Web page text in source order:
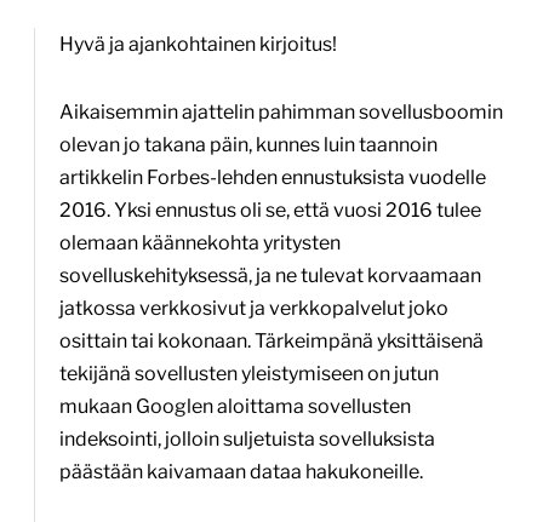
Hyvä ja ajankohtainen kirjoitus!
Aikaisemmin ajattelin pahimman sovellusboomin
olevan jo takana päin, kunnes luin taannoin
artikkelin Forbes-lehden ennustuksista vuodelle
2016. Yksi ennustus oli se, että vuosi 2016 tulee
olemaan käännekohta yritysten
sovelluskehityksessä, ja ne tulevat korvaamaan
jatkossa verkkosivut ja verkkopalvelut joko
osittain tai kokonaan. Tärkeimpänä yksittäisenä
tekijänä sovellusten yleistymiseen on jutun
mukaan Googlen aloittama sovellusten
indeksointi, jolloin suljetuista sovelluksista
päästään kaivamaan dataa hakukoneille.